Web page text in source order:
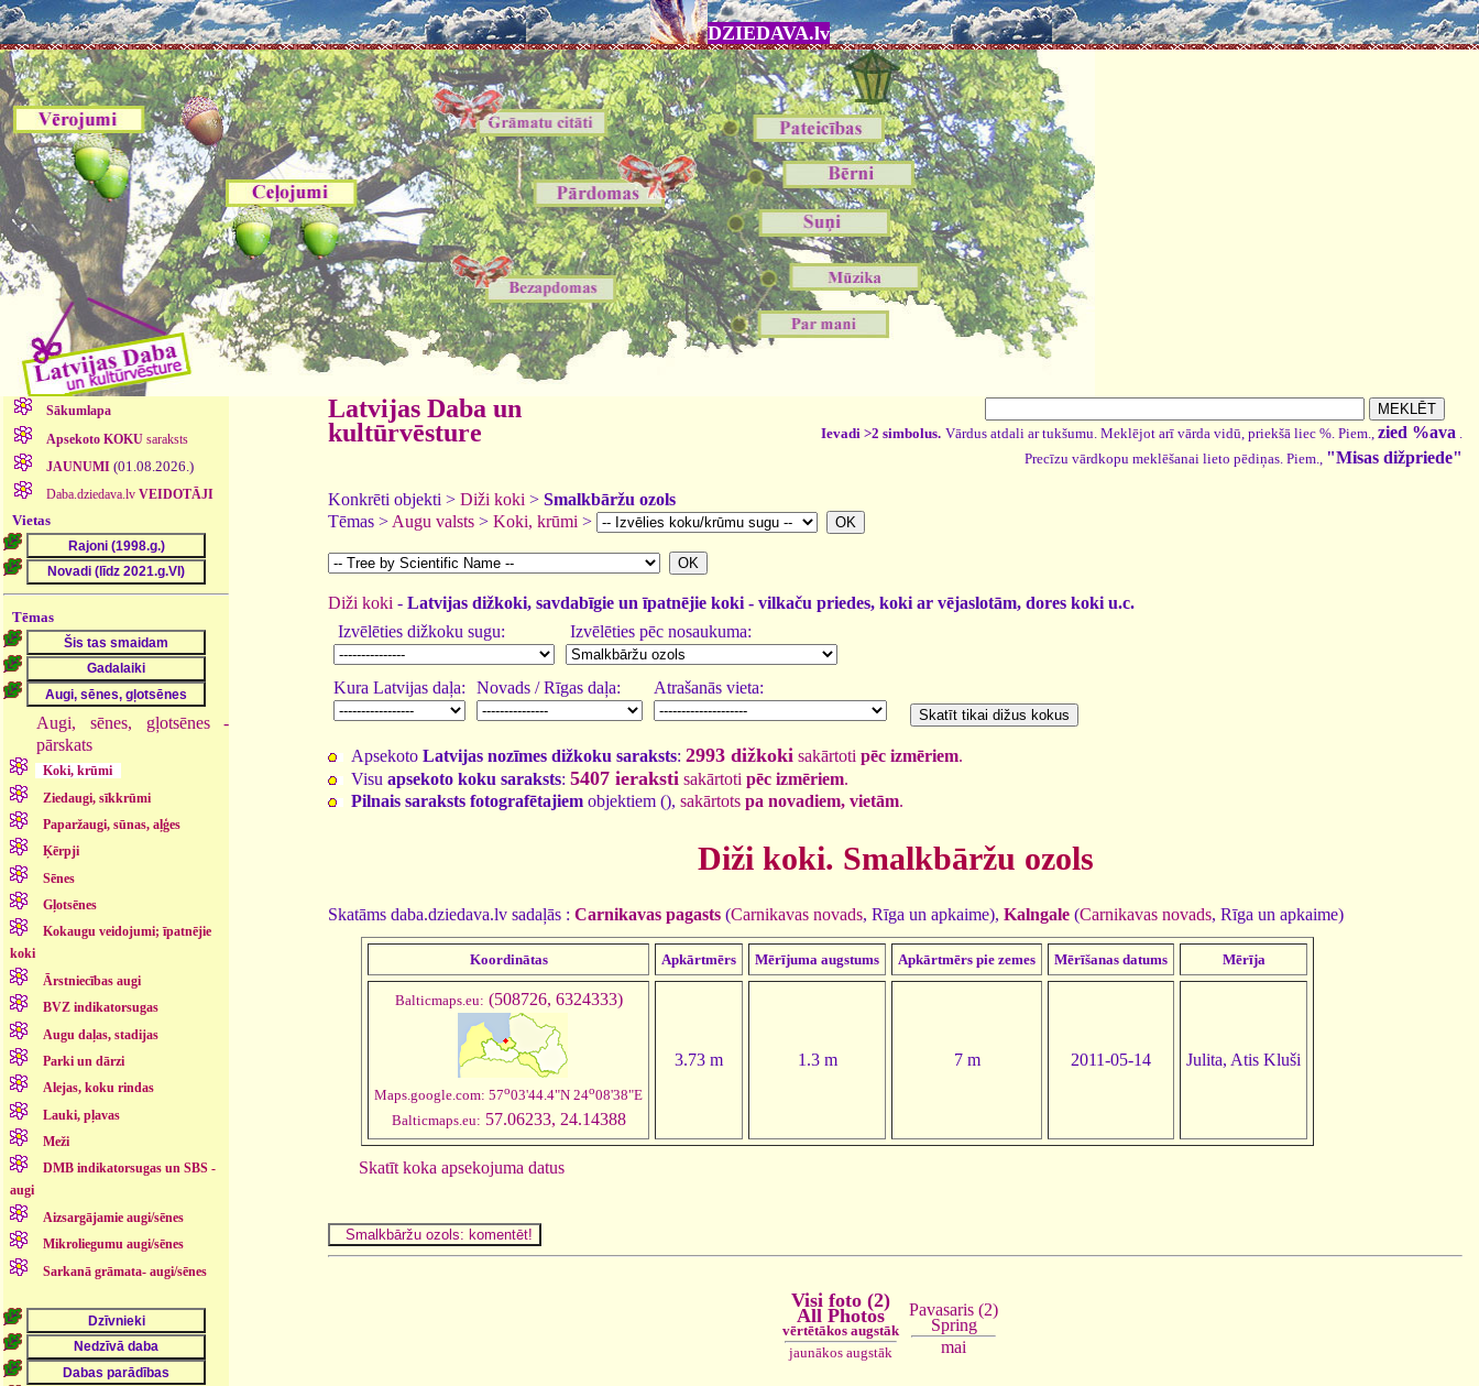
DZIEDAVA.lv
Sākumlapa
Apsekoto KOKUsaraksts
JAUNUMI (01.08.2026.)
Daba.dziedava.lv VEIDOTĀJI
Vietas
Tēmas
Augi, sēnes, gļotsēnes -
pārskats
Koki, krūmi
Ziedaugi, sīkkrūmi
Paparžaugi, sūnas, aļģes
Ķērpji
Sēnes
Gļotsēnes
Kokaugu veidojumi; īpatnējie
koki
Ārstniecības augi
BVZ indikatorsugas
Augu daļas, stadijas
Parki un dārzi
Alejas, koku rindas
Lauki, pļavas
Meži
DMB indikatorsugas un SBS -
augi
Aizsargājamie augi/sēnes
Mikroliegumu augi/sēnes
Sarkanā grāmata- augi/sēnes
Latvijas Daba un
kultūrvēsture
Ievadi >2 simbolus. Vārdus atdali ar tukšumu. Meklējot arī vārda vidū, priekšā liec %. Piem., zied %ava .
Precīzu vārdkopu meklēšanai lieto pēdiņas. Piem., "Misas dižpriede"
Konkrēti objekti > Diži koki > Smalkbāržu ozols
Tēmas > Augu valsts > Koki, krūmi >
Diži koki - Latvijas dižkoki, savdabīgie un īpatnējie koki - vilkaču priedes, koki ar vējaslotām, dores koki u.c.
Izvēlēties dižkoku sugu:
Izvēlēties pēc nosaukuma:
Kura Latvijas daļa: Novads / Rīgas daļa: Atrašanās vieta:
Apsekoto Latvijas nozīmes dižkoku saraksts: 2993 dižkoki sakārtoti pēc izmēriem.
Visu apsekoto koku saraksts: 5407 ieraksti sakārtoti pēc izmēriem.
Pilnais saraksts fotografētajiem objektiem (), sakārtots pa novadiem, vietām.
Diži koki. Smalkbāržu ozols
Skatāms daba.dziedava.lv sadaļās : Carnikavas pagasts (Carnikavas novads, Rīga un apkaime), Kalngale (Carnikavas novads, Rīga un apkaime)
Koordinātas Apkārtmērs Mērījuma augstums Apkārtmērs pie zemes Mērīšanas datums Mērīja
Balticmaps.eu: (508726, 6324333)
Maps.google.com: 57o03'44.4"N 24o08'38"E
Balticmaps.eu: 57.06233, 24.14388
3.73 m 1.3 m 7 m 2011-05-14 Julita, Atis Kluši
Skatīt koka apsekojuma datus
Visi foto (2)
All Photos
vērtētākos augstāk
jaunākos augstāk
Pavasaris (2)
Spring
mai